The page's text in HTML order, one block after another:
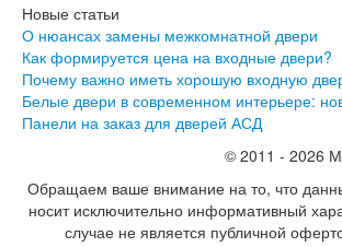
Установка межкомнатных и входных
Отзывы клиентов
Новости
Доставка
Новые статьи
О нюансах замены межкомнатной двери
Как формируется цена на входные двери?
Почему важно иметь хорошую входную
Белые двери в современном интерьере:
Панели на заказ для дверей АСД
© 2011 - 2026
Обращаем ваше внимание на то, что
носит исключительно информативный
случае не является публичной